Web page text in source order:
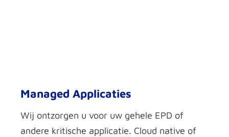
Managed Applicaties
Wij ontzorgen u voor uw gehele EPD of
andere kritische applicatie. Cloud native of